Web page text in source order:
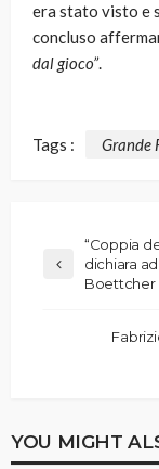
era stato visto e
concluso
dal gioco”.
Tags : Grande
“Coppia
dichiara
Boettcher
YOU MIGHT